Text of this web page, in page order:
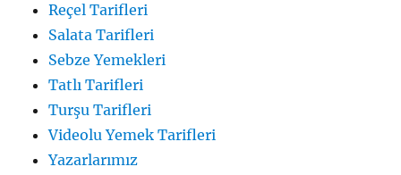
Reçel Tarifleri
Salata Tarifleri
Sebze Yemekleri
Tatlı Tarifleri
Turşu Tarifleri
Videolu Yemek Tarifleri
Yazarlarımız